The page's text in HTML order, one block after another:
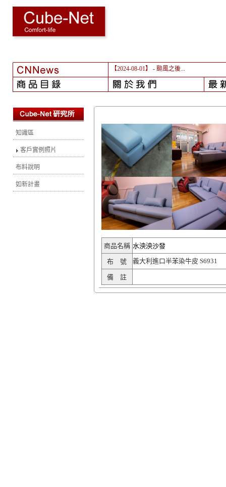
【2024-08-01】 - 颱風之後...
知識區
客戶實例照片
布料說明
如新計畫
商品名稱 水泱泱沙發
布 號 義大利進口半苯染牛皮 S6931
備 註